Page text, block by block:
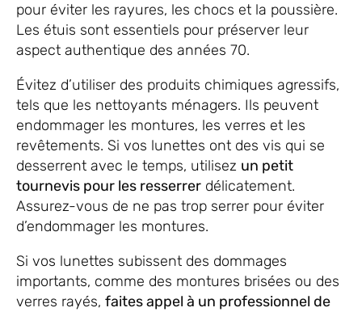
pour éviter les rayures, les chocs et la poussière.
Les étuis sont essentiels pour préserver leur
aspect authentique des années 70.
Évitez d’utiliser des produits chimiques agressifs,
tels que les nettoyants ménagers. Ils peuvent
endommager les montures, les verres et les
revêtements. Si vos lunettes ont des vis qui se
desserrent avec le temps, utilisez un petit
tournevis pour les resserrer délicatement.
Assurez-vous de ne pas trop serrer pour éviter
d’endommager les montures.
Si vos lunettes subissent des dommages
importants, comme des montures brisées ou des
verres rayés, faites appel à un professionnel de